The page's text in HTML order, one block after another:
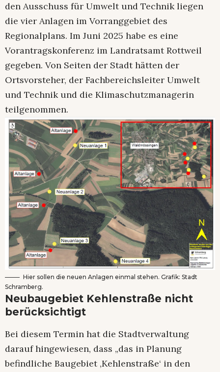
den Ausschuss für Umwelt und Technik liegen
die vier Anlagen im Vorranggebiet des
Regionalplans. Im Juni 2025 habe es eine
Vorantragskonferenz im Landratsamt Rottweil
gegeben. Von Seiten der Stadt hätten der
Ortsvorsteher, der Fachbereichsleiter Umwelt
und Technik und die Klimaschutzmanagerin
teilgenommen.
Hier sollen die neuen Anlagen einmal stehen. Grafik: Stadt
Schramberg.
Neubaugebiet Kehlenstraße nicht
berücksichtigt
Bei diesem Termin hat die Stadtverwaltung
darauf hingewiesen, dass „das in Planung
befindliche Baugebiet ‚Kehlenstraße‘ in den